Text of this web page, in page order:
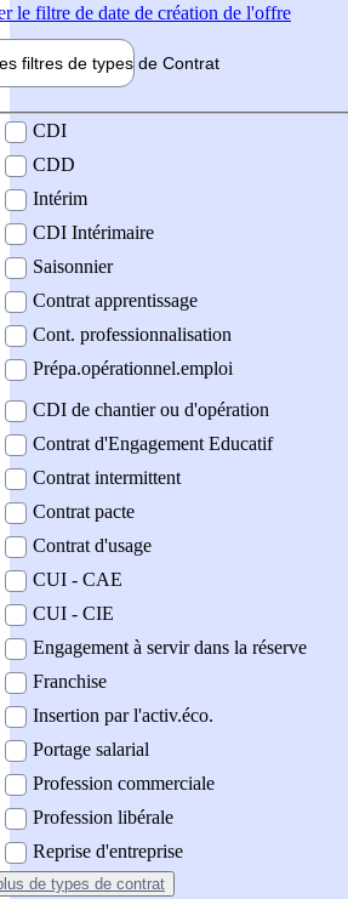
le filtre de date de création de l'offre
filtres de types de Contrat
contrat
CDI
CDD
Intérim
CDI Intérimaire
Saisonnier
Contrat apprentissage
Cont. professionnalisation
Prépa.opérationnel.emploi
CDI de chantier ou d'opération
Contrat d'Engagement Educatif
Contrat intermittent
Contrat pacte
Contrat d'usage
CUI - CAE
CUI - CIE
Engagement à servir dans la réserve
Franchise
Insertion par l'activ.éco.
Portage salarial
Profession commerciale
Profession libérale
Reprise d'entreprise
de types de contrat